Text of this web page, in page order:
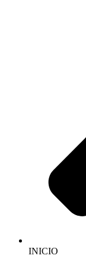
INICIO